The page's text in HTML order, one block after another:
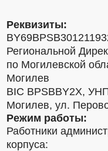
Реквизиты:
Региональной
по Могилевской
Могилев
BIC BPSBBY2X,
Могилев, ул.
Режим работы:
Работники
корпуса: